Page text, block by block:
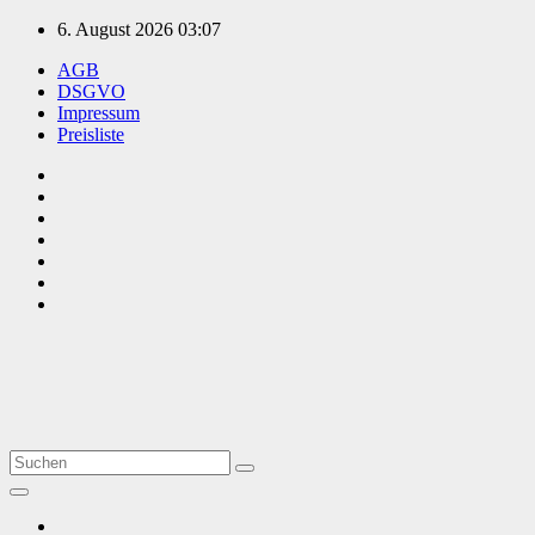
Zum
springen
6. August 2026 03:07
AGB
DSGVO
Impressum
Preisliste